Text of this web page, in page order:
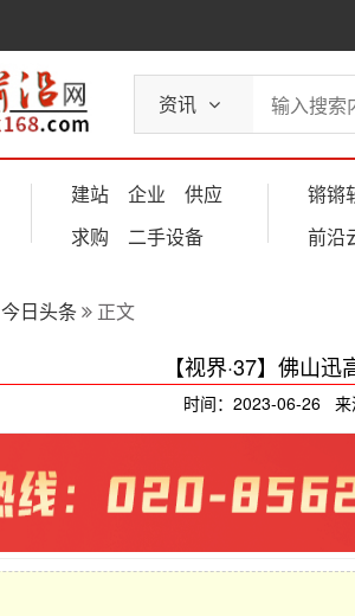
资讯
建站 企业
供应
求购
二手设备
锵锵
前沿
今日头条 正文
【视界·37】佛山
时间：2023-06-26